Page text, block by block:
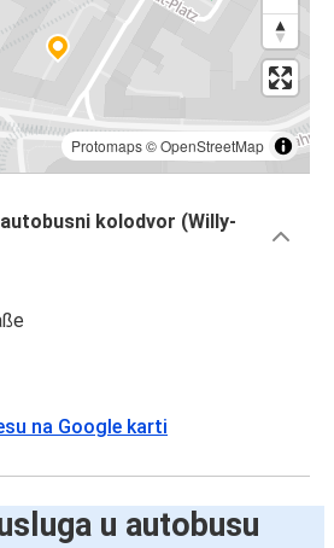
Protomaps©OpenStreetMap
kolodvor (Willy-
na Google karti
u autobusu